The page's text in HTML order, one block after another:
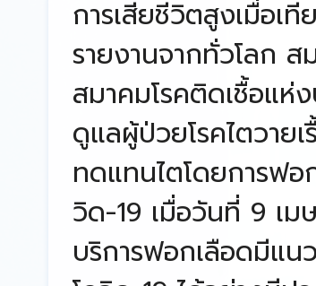
การเสียชีวิตสูงเมื่อเ
รายงานจากทั่วโลก ส
สมาคมโรคติดเชื้อแห่
ดูแลผู้ป่วยโรคไตวาย
ทดแทนไตโดยการฟอ
วิด-19 เมื่อวันที่ 9 เม
บริการฟอกเลือดมีแ